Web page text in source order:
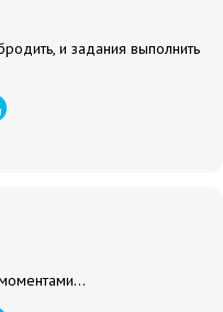
и задания выполнить